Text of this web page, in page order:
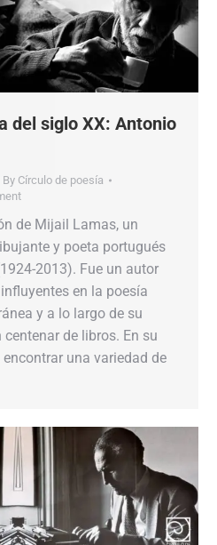
del siglo XX: Antonio
By Círculo de poesía
de Mijail Lamas, un
y poeta portugués
2013). Fue un autor
en la poesía
y a lo largo de su
de libros. En su
una variedad de